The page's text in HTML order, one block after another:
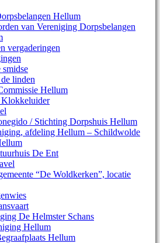
Hellum
van Vereniging Dorpsbelangen
vergaderingen
smidse
linden
Hellum
/ Stichting Dorpshuis Hellum
afdeling Hellum – Schildwolde
De Ent
“De Woldkerken”, locatie
De Helmster Schans
Hellum
Hellum